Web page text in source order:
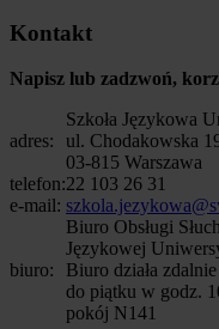
Kontakt
Napisz lub zadzwoń,
adres:
Szkoła Językowa
ul. Chodakowska
03-815 Warszawa
telefon:22 103 26 31
e-mail:
biuro:
Biuro Obsługi
Językowej
Biuro działa
do piątku w godz.
pokój N141